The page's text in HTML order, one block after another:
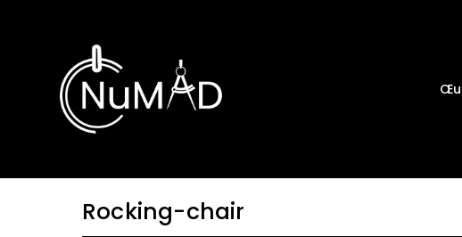
Rocking-chair